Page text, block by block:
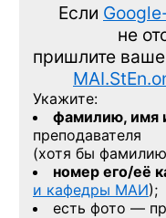
Если
не
пришлите
Укажите:
фамилию, имя
преподавателя
(хотя бы
номер его/её
и кафедры МАИ);
есть фото —